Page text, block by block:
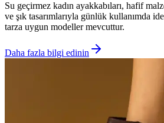
Su geçirmez kadın ayakkabıları, hafif
ve şık tasarımlarıyla günlük kullanımda
tarza uygun modeller mevcuttur.
Daha fazla bilgi edinin